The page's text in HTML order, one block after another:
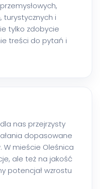
turystycznych i
tylko zdobycie
treści do pytań i
nas przejrzysty
dopasowane
W mieście Oleśnica
ale też na jakość
potencjał wzrostu